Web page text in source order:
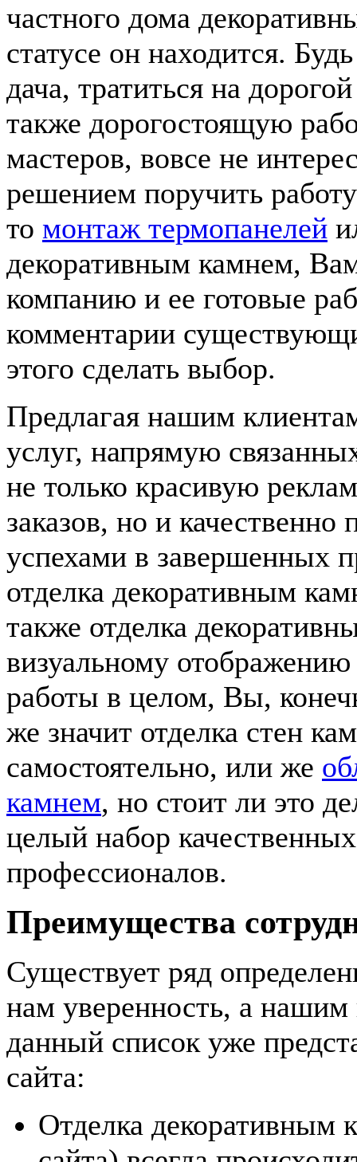
частного дома
статусе он находится.
дача, тратиться на
также дорогостоящую
мастеров, вовсе не
решением поручить
то монтаж термопанелей
декоративным камнем,
компанию и ее готовые
комментарии
этого сделать выбор.
Предлагая нашим
услуг, напрямую
не только красивую
заказов, но и
успехами в завершенных
отделка декоративным
также отделка
визуальному отображению
работы в целом, Вы,
же значит отделка стен
самостоятельно, или же
камнем, но стоит ли это
целый набор
профессионалов.
Преимущества
Существует ряд
нам уверенность, а нашим
данный список уже
сайта:
Отделка декоративным